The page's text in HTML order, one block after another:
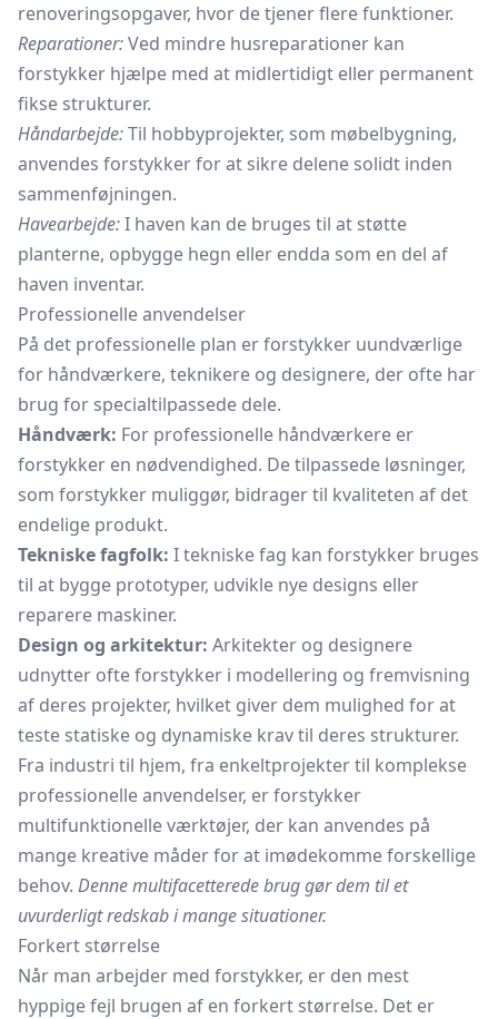
renoveringsopgaver, hvor de tjener flere funktioner.
Reparationer:Ved mindre husreparationer kan
forstykker hjælpe med at midlertidigt eller permanent
fikse strukturer.
Håndarbejde:Til hobbyprojekter, som møbelbygning,
anvendes forstykker for at sikre delene solidt inden
sammenføjningen.
Havearbejde:I haven kan de bruges til at støtte
planterne, opbygge hegn eller endda som en del af
haven inventar.
Professionelle anvendelser
På det professionelle plan er forstykker uundværlige
for håndværkere, teknikere og designere, der ofte har
brug for specialtilpassede dele.
Håndværk: For professionelle håndværkere er
forstykker en nødvendighed. De tilpassede løsninger,
som forstykker muliggør, bidrager til kvaliteten af det
endelige produkt.
Tekniske fagfolk: I tekniske fag kan forstykker bruges
til at bygge prototyper, udvikle nye designs eller
reparere maskiner.
Design og arkitektur: Arkitekter og designere
udnytter ofte forstykker i modellering og fremvisning
af deres projekter, hvilket giver dem mulighed for at
teste statiske og dynamiske krav til deres strukturer.
Fra industri til hjem, fra enkeltprojekter til komplekse
professionelle anvendelser, er forstykker
multifunktionelle værktøjer, der kan anvendes på
mange kreative måder for at imødekomme forskellige
behov. Denne multifacetterede brug gør dem til et
uvurderligt redskab i mange situationer.
Forkert størrelse
Når man arbejder med forstykker, er den mest
hyppige fejl brugen af en forkert størrelse. Det er